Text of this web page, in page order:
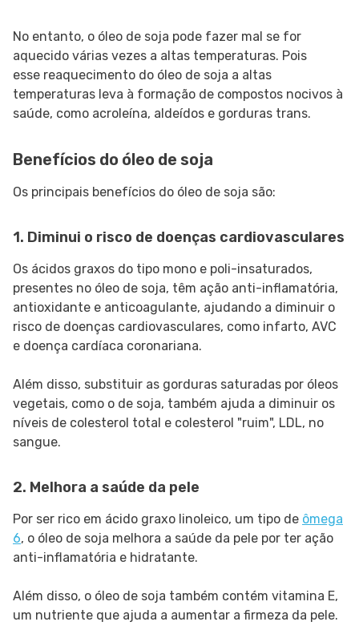
No entanto, o óleo de soja pode fazer mal se for
aquecido várias vezes a altas temperaturas. Pois
esse reaquecimento do óleo de soja a altas
temperaturas leva à formação de compostos nocivos à
saúde, como acroleína, aldeídos e gorduras trans.
Benefícios do óleo de soja
Os principais benefícios do óleo de soja são:
1. Diminui o risco de doenças cardiovasculares
Os ácidos graxos do tipo mono e poli-insaturados,
presentes no óleo de soja, têm ação anti-inflamatória,
antioxidante e anticoagulante, ajudando a diminuir o
risco de doenças cardiovasculares, como infarto, AVC
e doença cardíaca coronariana.
Além disso, substituir as gorduras saturadas por óleos
vegetais, como o de soja, também ajuda a diminuir os
níveis de colesterol total e colesterol "ruim", LDL, no
sangue.
2. Melhora a saúde da pele
Por ser rico em ácido graxo linoleico, um tipo de ômega
6, o óleo de soja melhora a saúde da pele por ter ação
anti-inflamatória e hidratante.
Além disso, o óleo de soja também contém vitamina E,
um nutriente que ajuda a aumentar a firmeza da pele.